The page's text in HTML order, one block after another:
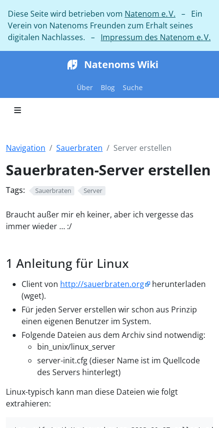
Diese Seite wird betrieben vom Natenom e. V. – Ein
Verein von Natenoms Freunden zum Erhalt seines
digitalen Nachlasses. – Impressum des Natenom e. V.
Natenoms Wiki
Über Blog Suche
Navigation Sauerbraten Server erstellen
Sauerbraten-Server erstellen
Tags: Sauerbraten Server
Braucht außer mir eh keiner, aber ich vergesse das
immer wieder … :/
Anleitung für Linux
Client von http://sauerbraten.org
herunterladen
(wget).
Für jeden Server erstellen wir schon aus Prinzip
einen eigenen Benutzer im System.
Folgende Dateien aus dem Archiv sind notwendig:
bin_unix/linux_server
server-init.cfg (dieser Name ist im Quellcode
des Servers hinterlegt)
Linux-typisch kann man diese Dateien wie folgt
extrahieren: